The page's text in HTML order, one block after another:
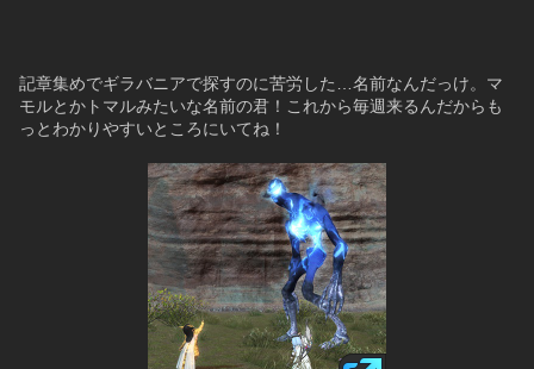
記章集めでギラバニアで探すのに苦労した…名前なんだっけ。マ
モルとかトマルみたいな名前の君！これから毎週来るんだからも
っとわかりやすいところにいてね！